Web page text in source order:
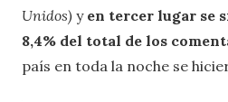
Unidos) y en tercer lugar se
8,4% del total de los
país en toda la noche se